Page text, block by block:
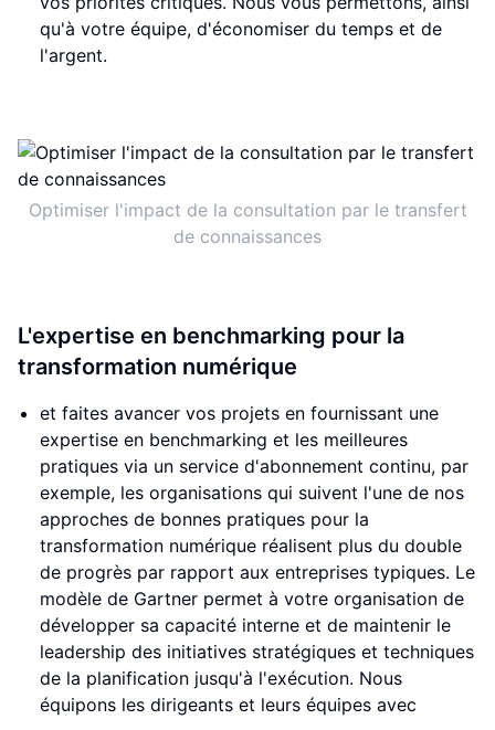
qu'à votre équipe, d'économiser du temps et de
l'argent.
Optimiser l'impact de la consultation par le transfert
de connaissances
L'expertise en benchmarking pour la
transformation numérique
et faites avancer vos projets en fournissant une
expertise en benchmarking et les meilleures
pratiques via un service d'abonnement continu, par
exemple, les organisations qui suivent l'une de nos
approches de bonnes pratiques pour la
transformation numérique réalisent plus du double
de progrès par rapport aux entreprises typiques. Le
modèle de Gartner permet à votre organisation de
développer sa capacité interne et de maintenir le
leadership des initiatives stratégiques et techniques
de la planification jusqu'à l'exécution. Nous
équipons les dirigeants et leurs équipes avec